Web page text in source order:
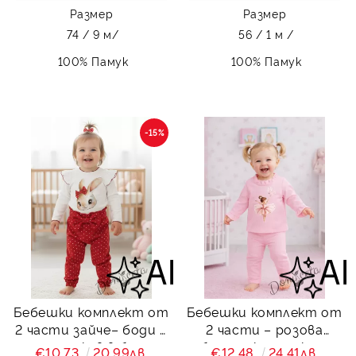
Размер
74 / 9 м/
100% Памук
Размер
56 / 1 м /
100% Памук
Бебешки комплект от
2 части зайче– боди с
дълъг ръкав в бяло с
-15%
€10.73 20.99лв.
Бебешки комплект от
2 части – розова
блуза с къдрички и
€12.48 24.41лв.